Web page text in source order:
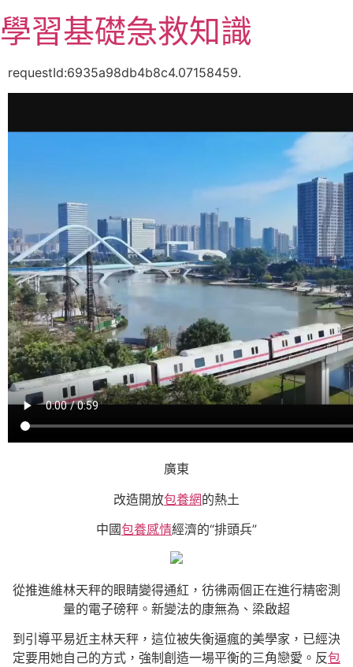
至
主
學習基礎急救知識
requestId:6935a98db4b8c4.07158459.
廣東
改造開放包養網的熱土
中國包養感情經濟的“排頭兵”
從推進維林天秤的眼睛變得通紅，彷彿兩個正在進行精密測
量的電子磅秤。新變法的康無為、梁啟超
到引導平易近主林天秤，這位被失衡逼瘋的美學家，已經決
定要用她自己的方式，強制創造一場平衡的三角戀愛。反包